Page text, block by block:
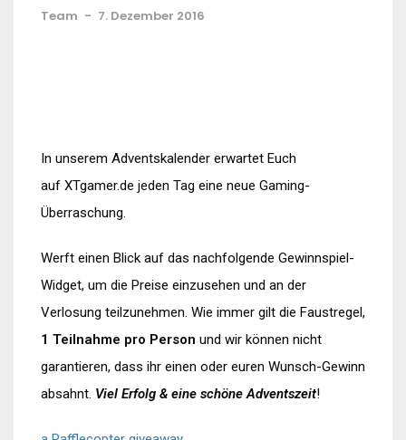
Team - 7. Dezember 2016
In unserem Adventskalender erwartet Euch
auf XTgamer.de jeden Tag eine neue Gaming-
Überraschung.
Werft einen Blick auf das nachfolgende Gewinnspiel-
Widget, um die Preise einzusehen und an der
Verlosung teilzunehmen. Wie immer gilt die Faustregel,
1 Teilnahme pro Person und wir können nicht
garantieren, dass ihr einen oder euren Wunsch-Gewinn
absahnt. Viel Erfolg & eine schöne Adventszeit!